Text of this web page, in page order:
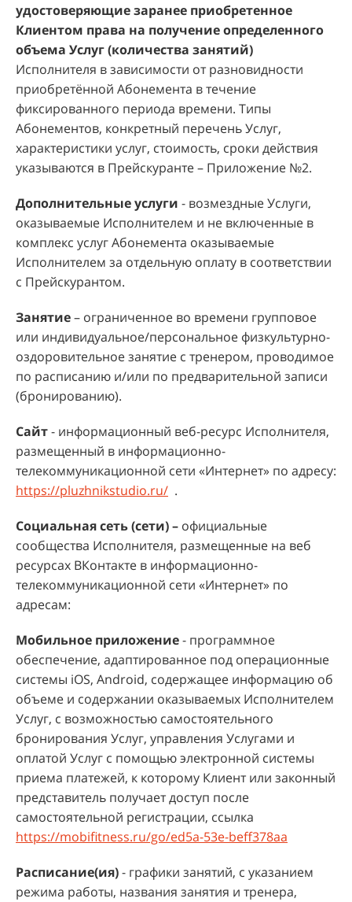
удостоверяющие заранее приобретенное
Клиентом права на получение определенного
объема Услуг (количества занятий)
Исполнителя в зависимости от разновидности
приобретённой Абонемента в течение
фиксированного периода времени. Типы
Абонементов, конкретный перечень Услуг,
характеристики услуг, стоимость, сроки действия
указываются в Прейскуранте – Приложение №2.
Дополнительные услуги - возмездные Услуги,
оказываемые Исполнителем и не включенные в
комплекс услуг Абонемента оказываемые
Исполнителем за отдельную оплату в соответствии
с Прейскурантом.
Занятие– ограниченное во времени групповое
или индивидуальное/персональное физкультурно-
оздоровительное занятие с тренером, проводимое
по расписанию и/или по предварительной записи
(бронированию).
Сайт- информационный веб-ресурс Исполнителя,
размещенный в информационно-
телекоммуникационной сети «Интернет» по адресу:
https://pluzhnikstudio.ru/ .
Социальная сеть (сети) – официальные
сообщества Исполнителя, размещенные на веб
ресурсах ВКонтакте в информационно-
телекоммуникационной сети «Интернет» по
адресам:
Мобильное приложение- программное
обеспечение, адаптированное под операционные
системы iOS, Android, содержащее информацию об
объеме и содержании оказываемых Исполнителем
Услуг, с возможностью самостоятельного
бронирования Услуг, управления Услугами и
оплатой Услуг с помощью электронной системы
приема платежей, к которому Клиент или законный
представитель получает доступ после
самостоятельной регистрации, ссылка
https://mobifitness.ru/go/ed5a-53e-beff378aa
Расписание(ия)- графики занятий, с указанием
режима работы, названия занятия и тренера,